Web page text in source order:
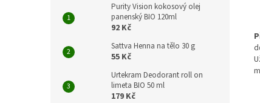
Purity Vision kokosový olej
panenský BIO 120ml
92 Kč
Sattva Henna na tělo 30 g
55 Kč
Urtekram Deodorant roll on
limeta BIO 50 ml
179 Kč